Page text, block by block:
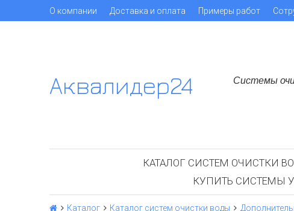
О компании Доставка и оплата Примеры работ
Аквалидер24 Системы
КАТАЛОГ СИСТЕМ ОЧИСТКИ
КУПИТЬ СИСТЕМЫ
Каталог Каталог систем очистки воды